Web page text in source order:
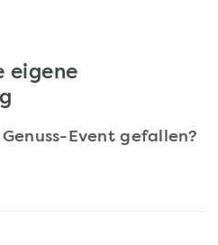
eigene
Event gefallen?